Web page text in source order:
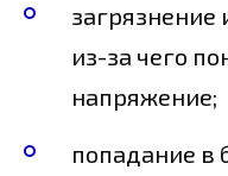
загрязнение
из-за чего
напряжение;
попадание в